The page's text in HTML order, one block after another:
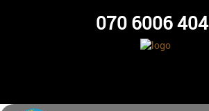
070 6006 404